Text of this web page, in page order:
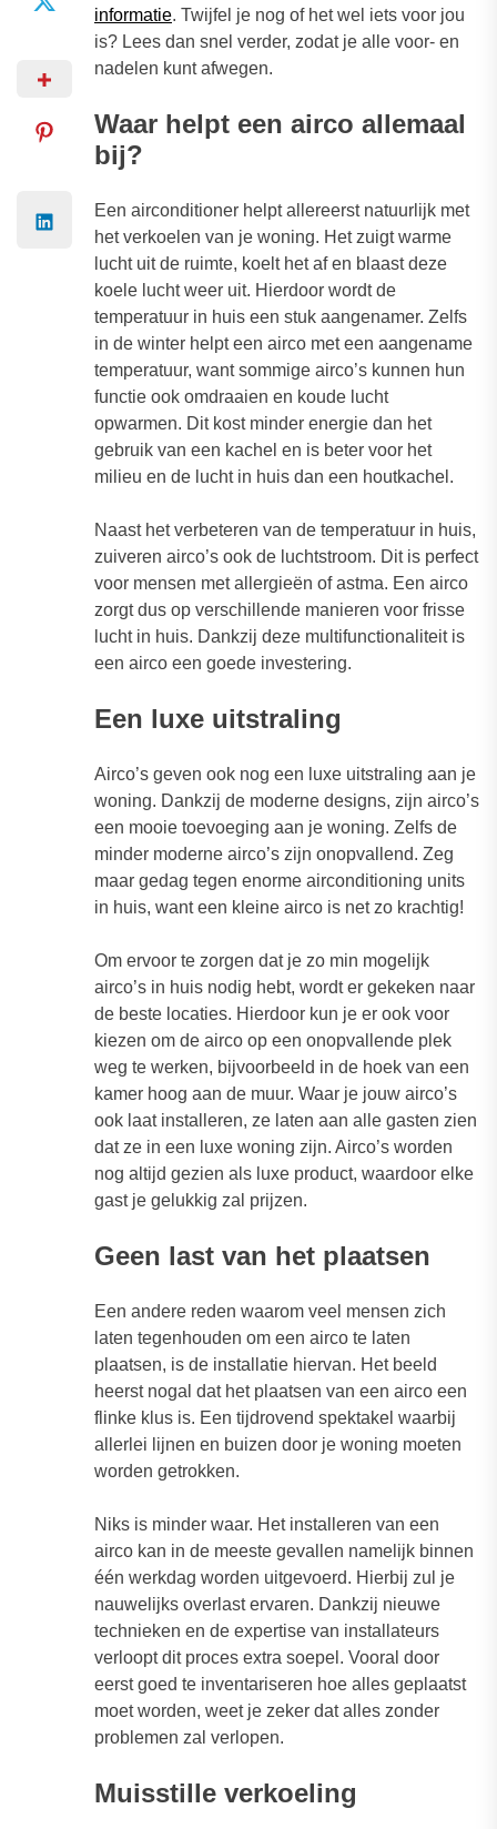
informatie. Twijfel je nog of het wel iets voor jou
is? Lees dan snel verder, zodat je alle voor- en
nadelen kunt afwegen.
Waar helpt een airco allemaal
bij?
Een airconditioner helpt allereerst natuurlijk met
het verkoelen van je woning. Het zuigt warme
lucht uit de ruimte, koelt het af en blaast deze
koele lucht weer uit. Hierdoor wordt de
temperatuur in huis een stuk aangenamer. Zelfs
in de winter helpt een airco met een aangename
temperatuur, want sommige airco’s kunnen hun
functie ook omdraaien en koude lucht
opwarmen. Dit kost minder energie dan het
gebruik van een kachel en is beter voor het
milieu en de lucht in huis dan een houtkachel.
Naast het verbeteren van de temperatuur in huis,
zuiveren airco’s ook de luchtstroom. Dit is perfect
voor mensen met allergieën of astma. Een airco
zorgt dus op verschillende manieren voor frisse
lucht in huis. Dankzij deze multifunctionaliteit is
een airco een goede investering.
Een luxe uitstraling
Airco’s geven ook nog een luxe uitstraling aan je
woning. Dankzij de moderne designs, zijn airco’s
een mooie toevoeging aan je woning. Zelfs de
minder moderne airco’s zijn onopvallend. Zeg
maar gedag tegen enorme airconditioning units
in huis, want een kleine airco is net zo krachtig!
Om ervoor te zorgen dat je zo min mogelijk
airco’s in huis nodig hebt, wordt er gekeken naar
de beste locaties. Hierdoor kun je er ook voor
kiezen om de airco op een onopvallende plek
weg te werken, bijvoorbeeld in de hoek van een
kamer hoog aan de muur. Waar je jouw airco’s
ook laat installeren, ze laten aan alle gasten zien
dat ze in een luxe woning zijn. Airco’s worden
nog altijd gezien als luxe product, waardoor elke
gast je gelukkig zal prijzen.
Geen last van het plaatsen
Een andere reden waarom veel mensen zich
laten tegenhouden om een airco te laten
plaatsen, is de installatie hiervan. Het beeld
heerst nogal dat het plaatsen van een airco een
flinke klus is. Een tijdrovend spektakel waarbij
allerlei lijnen en buizen door je woning moeten
worden getrokken.
Niks is minder waar. Het installeren van een
airco kan in de meeste gevallen namelijk binnen
één werkdag worden uitgevoerd. Hierbij zul je
nauwelijks overlast ervaren. Dankzij nieuwe
technieken en de expertise van installateurs
verloopt dit proces extra soepel. Vooral door
eerst goed te inventariseren hoe alles geplaatst
moet worden, weet je zeker dat alles zonder
problemen zal verlopen.
Muisstille verkoeling